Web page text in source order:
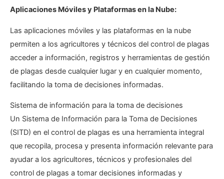
Aplicaciones Móviles y Plataformas en la Nube:
Las aplicaciones móviles y las plataformas en la nube
permiten a los agricultores y técnicos del control de plagas
acceder a información, registros y herramientas de gestión
de plagas desde cualquier lugar y en cualquier momento,
facilitando la toma de decisiones informadas.
Sistema de información para la toma de decisiones
Un Sistema de Información para la Toma de Decisiones
(SITD) en el control de plagas es una herramienta integral
que recopila, procesa y presenta información relevante para
ayudar a los agricultores, técnicos y profesionales del
control de plagas a tomar decisiones informadas y